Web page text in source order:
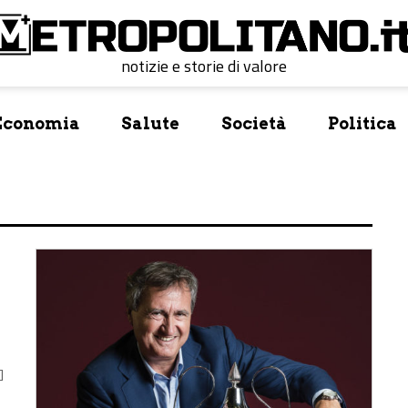
notizie e storie di valore
Salute Società Politica